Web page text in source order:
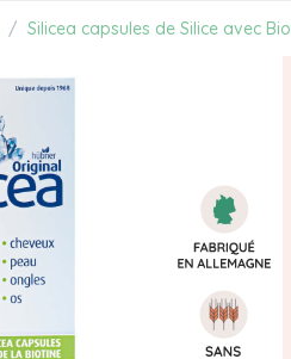
Silicea capsules de Silice avec